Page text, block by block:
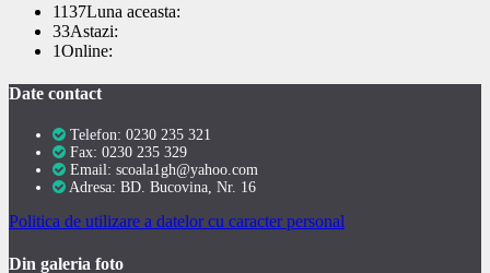
1137Luna aceasta:
33Astazi:
1Online:
Date contact
Telefon: 0230 235 321
Fax: 0230 235 329
Email: scoala1gh@yahoo.com
Adresa: BD. Bucovina, Nr. 16
Politica de utilizare a datelor cu caracter personal
Din galeria foto